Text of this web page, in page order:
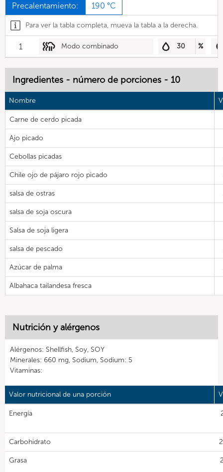
Precalentamiento: 190 °C
Para ver la tabla completa, mueva la tabla a la derecha.
1 Modo combinado 30 %
Ingredientes - número de porciones - 10
Nombre
Carne de cerdo picada
Ajo picado
Cebollas picadas
Chile ojo de pájaro rojo picado
salsa de ostras
salsa de soja oscura
Salsa de soja ligera
salsa de pescado
Azúcar de palma
Albahaca tailandesa fresca
Nutrición y alérgenos
Alérgenos: Shellfish, Soy, SOY
Minerales: 660 mg, Sodium, Sodium: 5
Vitaminas:
Valor nutricional de una porción
Energía
Carbohidrato
Grasa